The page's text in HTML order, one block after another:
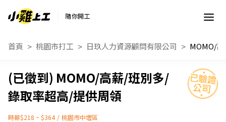
隨你開工
首頁 桃園市打工 日玖人力資源顧問有限公司
MOMO/高薪/班別多/
錄取率超高/提供周領
時薪$218 ~ $364 / 桃園市中壢區